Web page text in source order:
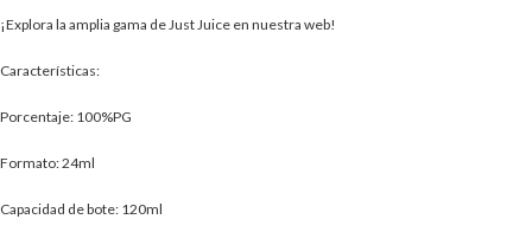
¡Explora la amplia gama de Just Juice en nuestra web!
Características:
Porcentaje: 100%PG
Formato: 24ml
Capacidad de bote: 120ml